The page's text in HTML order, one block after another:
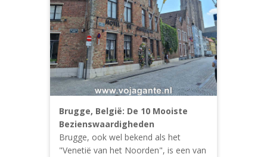
Brugge, België: De 10 Mooiste
Bezienswaardigheden
Brugge, ook wel bekend als het
"Venetië van het Noorden", is een van